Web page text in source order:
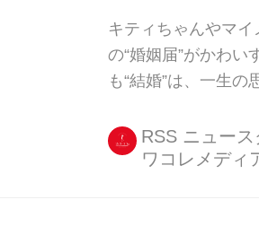
福の想いを込めた婚
る日が思い出に残
よう、想いを込めて
リボンを全...
キティちゃんやマイ
の“婚姻届”がかわい
も“結婚”は、一生の
サンリオのキャラク
てくれるとしたら?
RSS ニュー
ワコレメディ